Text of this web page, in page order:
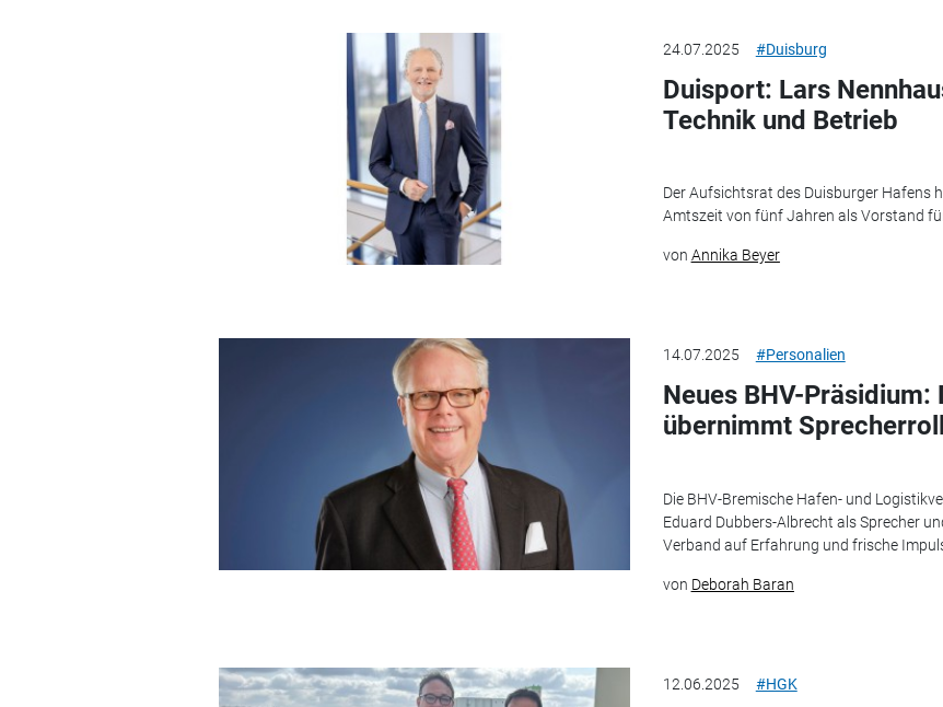
24.07.2025 #Duisburg
Duisport: Lars
Technik und Betrieb
Der Aufsichtsrat des Duisburger Hafens
Amtszeit von fünf Jahren als Vorstand
von Annika Beyer
14.07.2025 #Personalien
Neues BHV-
übernimmt
Die BHV-Bremische Hafen- und
Eduard Dubbers-Albrecht als Sprecher
Verband auf Erfahrung und frische
von Deborah Baran
12.06.2025 #HGK